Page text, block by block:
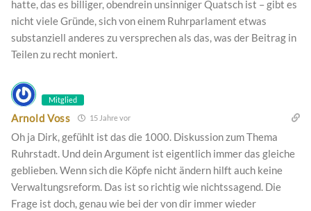
hatte, das es billiger, obendrein unsinniger Quatsch ist – gibt es
nicht viele Gründe, sich von einem Ruhrparlament etwas
substanziell anderes zu versprechen als das, was der Beitrag in
Teilen zu recht moniert.
Mitglied
Arnold Voss 15 Jahre vor
Oh ja Dirk, gefühlt ist das die 1000. Diskussion zum Thema
Ruhrstadt. Und dein Argument ist eigentlich immer das gleiche
geblieben. Wenn sich die Köpfe nicht ändern hilft auch keine
Verwaltungsreform. Das ist so richtig wie nichtssagend. Die
Frage ist doch, genau wie bei der von dir immer wieder